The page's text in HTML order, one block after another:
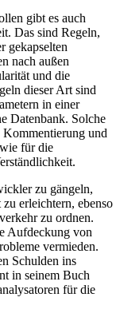
gibt es auch
Das sind Regeln,
gekapselten
nach außen
und die
dieser Art sind
in einer
Datenbank. Solche
und
für die
zu gängeln,
erleichtern, ebenso
zu ordnen.
Aufdeckung von
vermieden.
Schulden ins
in seinem Buch
für die